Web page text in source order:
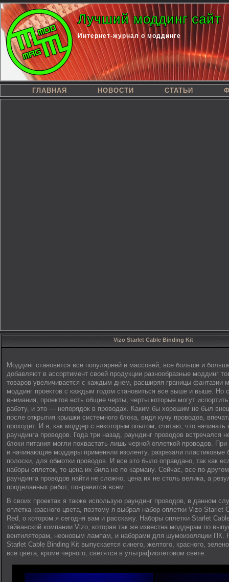
Лучший моддинг сайт
Интернет-журнал о моддинге
ГЛАВНАЯ НОВОСТИ СТАТЬИ
Vizo Starlet Cable Binding Kit
Моддинг становится все популярней и массовей, все больше и
добавляют в ассортимент своей продукции разнообразные моддинг
товаров увеличивается с каждым днем, расширяя границы фантазии
моддинг проектов с каждым годом становиться все выше и выше. Но
внимания, проектов есть общие черты, черты которые могут
работу, и это — непорядок в проводах. Каким бы хорошим не был
после открытия крышки системного блока, видя кучу проводов,
проходит. И я, как моддер с некоторым опытом, считаю, что начинать
раундинга проводов. Года три назад, раундинг проводов встречался
блоки питания могли похвастать лишь черной оплеткой проводов.
и начинающие моддеры применяли изоленту, разрезали пластиковые
полоски, для обмотки проводов. И все это было оправдано, так как
наборы оплеток, то цена их била не по карману. Сейчас, все по-
раундинга проводов найти не сложно, цена их не столь велика, а
проделанных работ, понравится всем.
В своих проектах я также использую раундинг проводов, в данном
оплетка красного цвета, поэтому я выбрал набор оплетки Vizo Starlet
Red, о котором я сегодня вам и расскажу. Наборы оплетки Starlet
тайванской компании Vizo, которая так же известна моддерам по
вентиляторам, неоновым лампам, и наборами для шумоизоляции ПК.
Starlet Cable Binding Kit выпускается синего, желтого, красного,
все цвета, кроме черного, светятся в ультрафиолетовом свете.